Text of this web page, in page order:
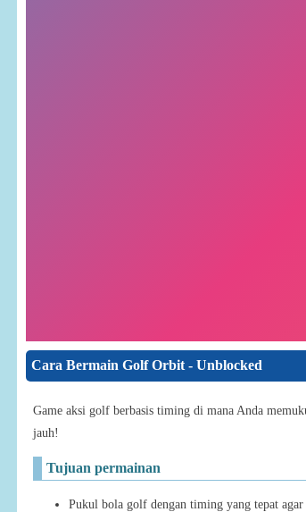
Cara Bermain Golf Orbit - Unblocked
Game aksi golf berbasis timing di mana Anda
jauh!
Tujuan permainan
Pukul bola golf dengan timing yang tepat agar